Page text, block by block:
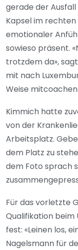
gerade der
Kapsel im
emotionaler
sowieso präsent.
trotzdem da»,
mit nach
Weise mitcoachen.
Kimmich hatte
von der
Arbeitsplatz.
dem Platz zu
dem Foto sprach
Für das vorletzte
Qualifikation beim
fest: «Leinen los,
Nagelsmann für